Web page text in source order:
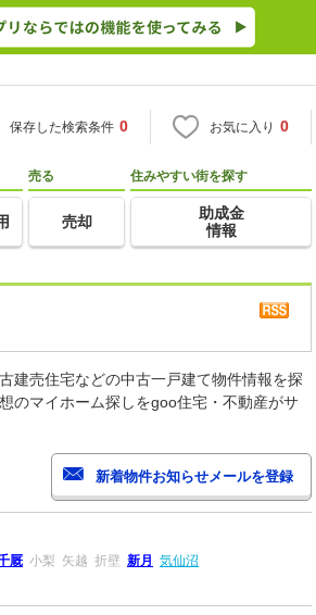
保存した検索条件 0 お気に入り 0
売る
売却
住みやすい街を探す
助成金
情報
建売住宅などの中古一戸建て物件情報を探
のマイホーム探しをgoo住宅・不動産がサ
厩 小梨 矢越 折壁 新月 気仙沼